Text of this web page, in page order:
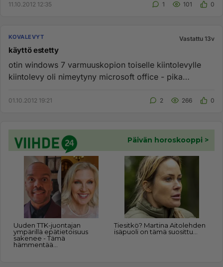
11.10.2012 12:35 1 101 0
KOVALEVYT Vastattu 13v
käyttö estetty
otin windows 7 varmuuskopion toiselle kiintolevylle
kiintolevy oli nimeytyny microsoft office - pika
01.10.2012 19:21 2 266 0